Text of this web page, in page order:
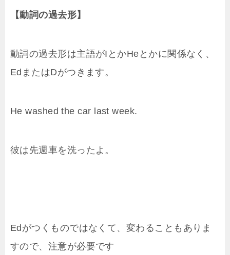
【動詞の過去形】
動詞の過去形は主語がIとかHeとかに関係なく、
EdまたはDがつきます。
He washed the car last week.
彼は先週車を洗ったよ。
Edがつくものではなくて、変わることもありま
すので、注意が必要です